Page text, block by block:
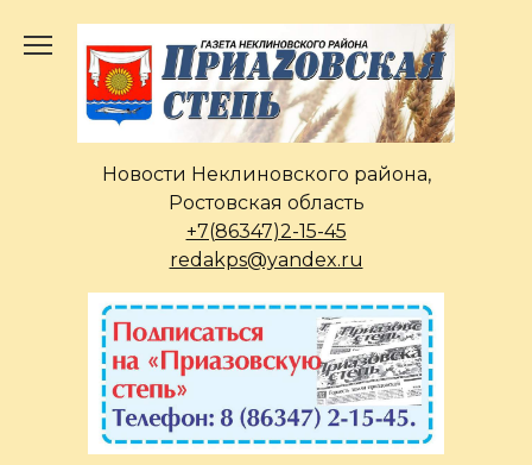
содержанию
Новости Неклиновского района,
Ростовская область
+7(86347)2-15-45
redakps@yandex.ru